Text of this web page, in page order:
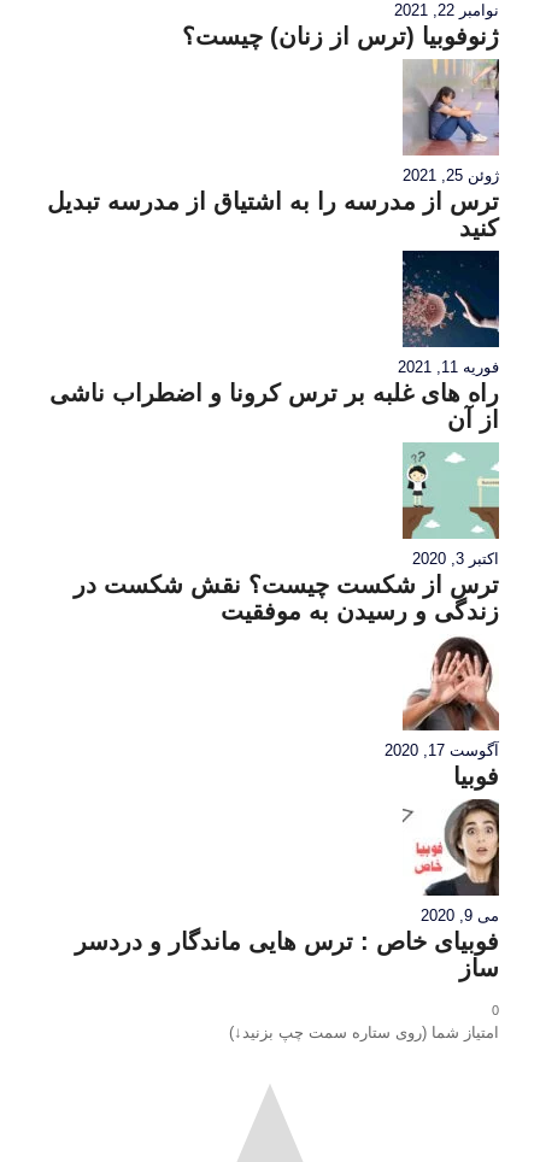
نوامبر 22, 2021
ژنوفوبیا (ترس از زنان) چیست؟
ژوئن 25, 2021
ترس از مدرسه را به اشتیاق از مدرسه تبدیل
کنید
فوریه 11, 2021
راه های غلبه بر ترس کرونا و اضطراب ناشی
از آن
اکتبر 3, 2020
ترس از شکست چیست؟ نقش شکست در
زندگی و رسیدن به موفقیت
آگوست 17, 2020
فوبیا
می 9, 2020
فوبیای خاص : ترس هایی ماندگار و دردسر
ساز
0
امتیاز شما (روی ستاره سمت چپ بزنید↓)